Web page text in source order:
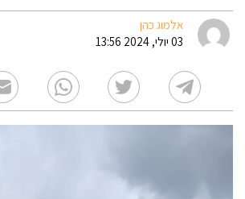
אלמוג כהן
03 יולי, 2024 13:56